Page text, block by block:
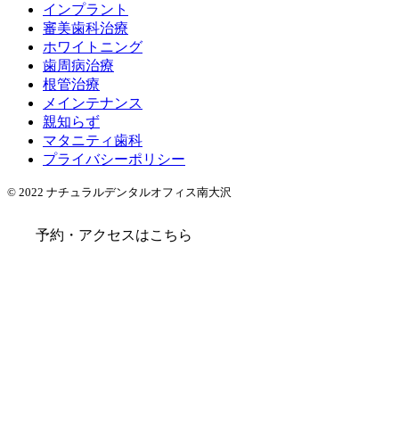
インプラント
審美歯科治療
ホワイトニング
歯周病治療
根管治療
メインテナンス
親知らず
マタニティ歯科
プライバシーポリシー
© 2022 ナチュラルデンタルオフィス南大沢
予約・アクセスはこちら